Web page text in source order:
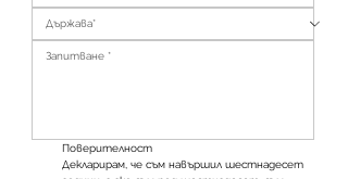
Поверителност
Декларирам, че съм навършил шестнадесет